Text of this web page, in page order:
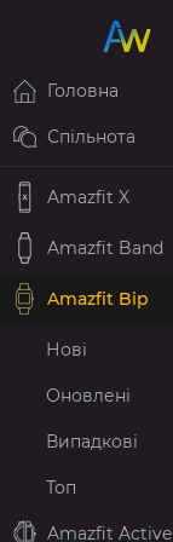
Головна
Спільнота
Amazfit X
Amazfit Band
Amazfit Bip
Нові
Оновлені
Випадкові
Топ
Amazfit Active